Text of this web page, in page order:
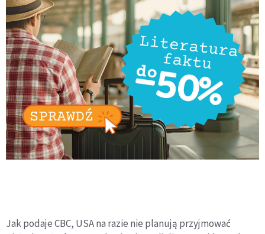
Jak podaje CBC, USA na razie nie planują przyjmować